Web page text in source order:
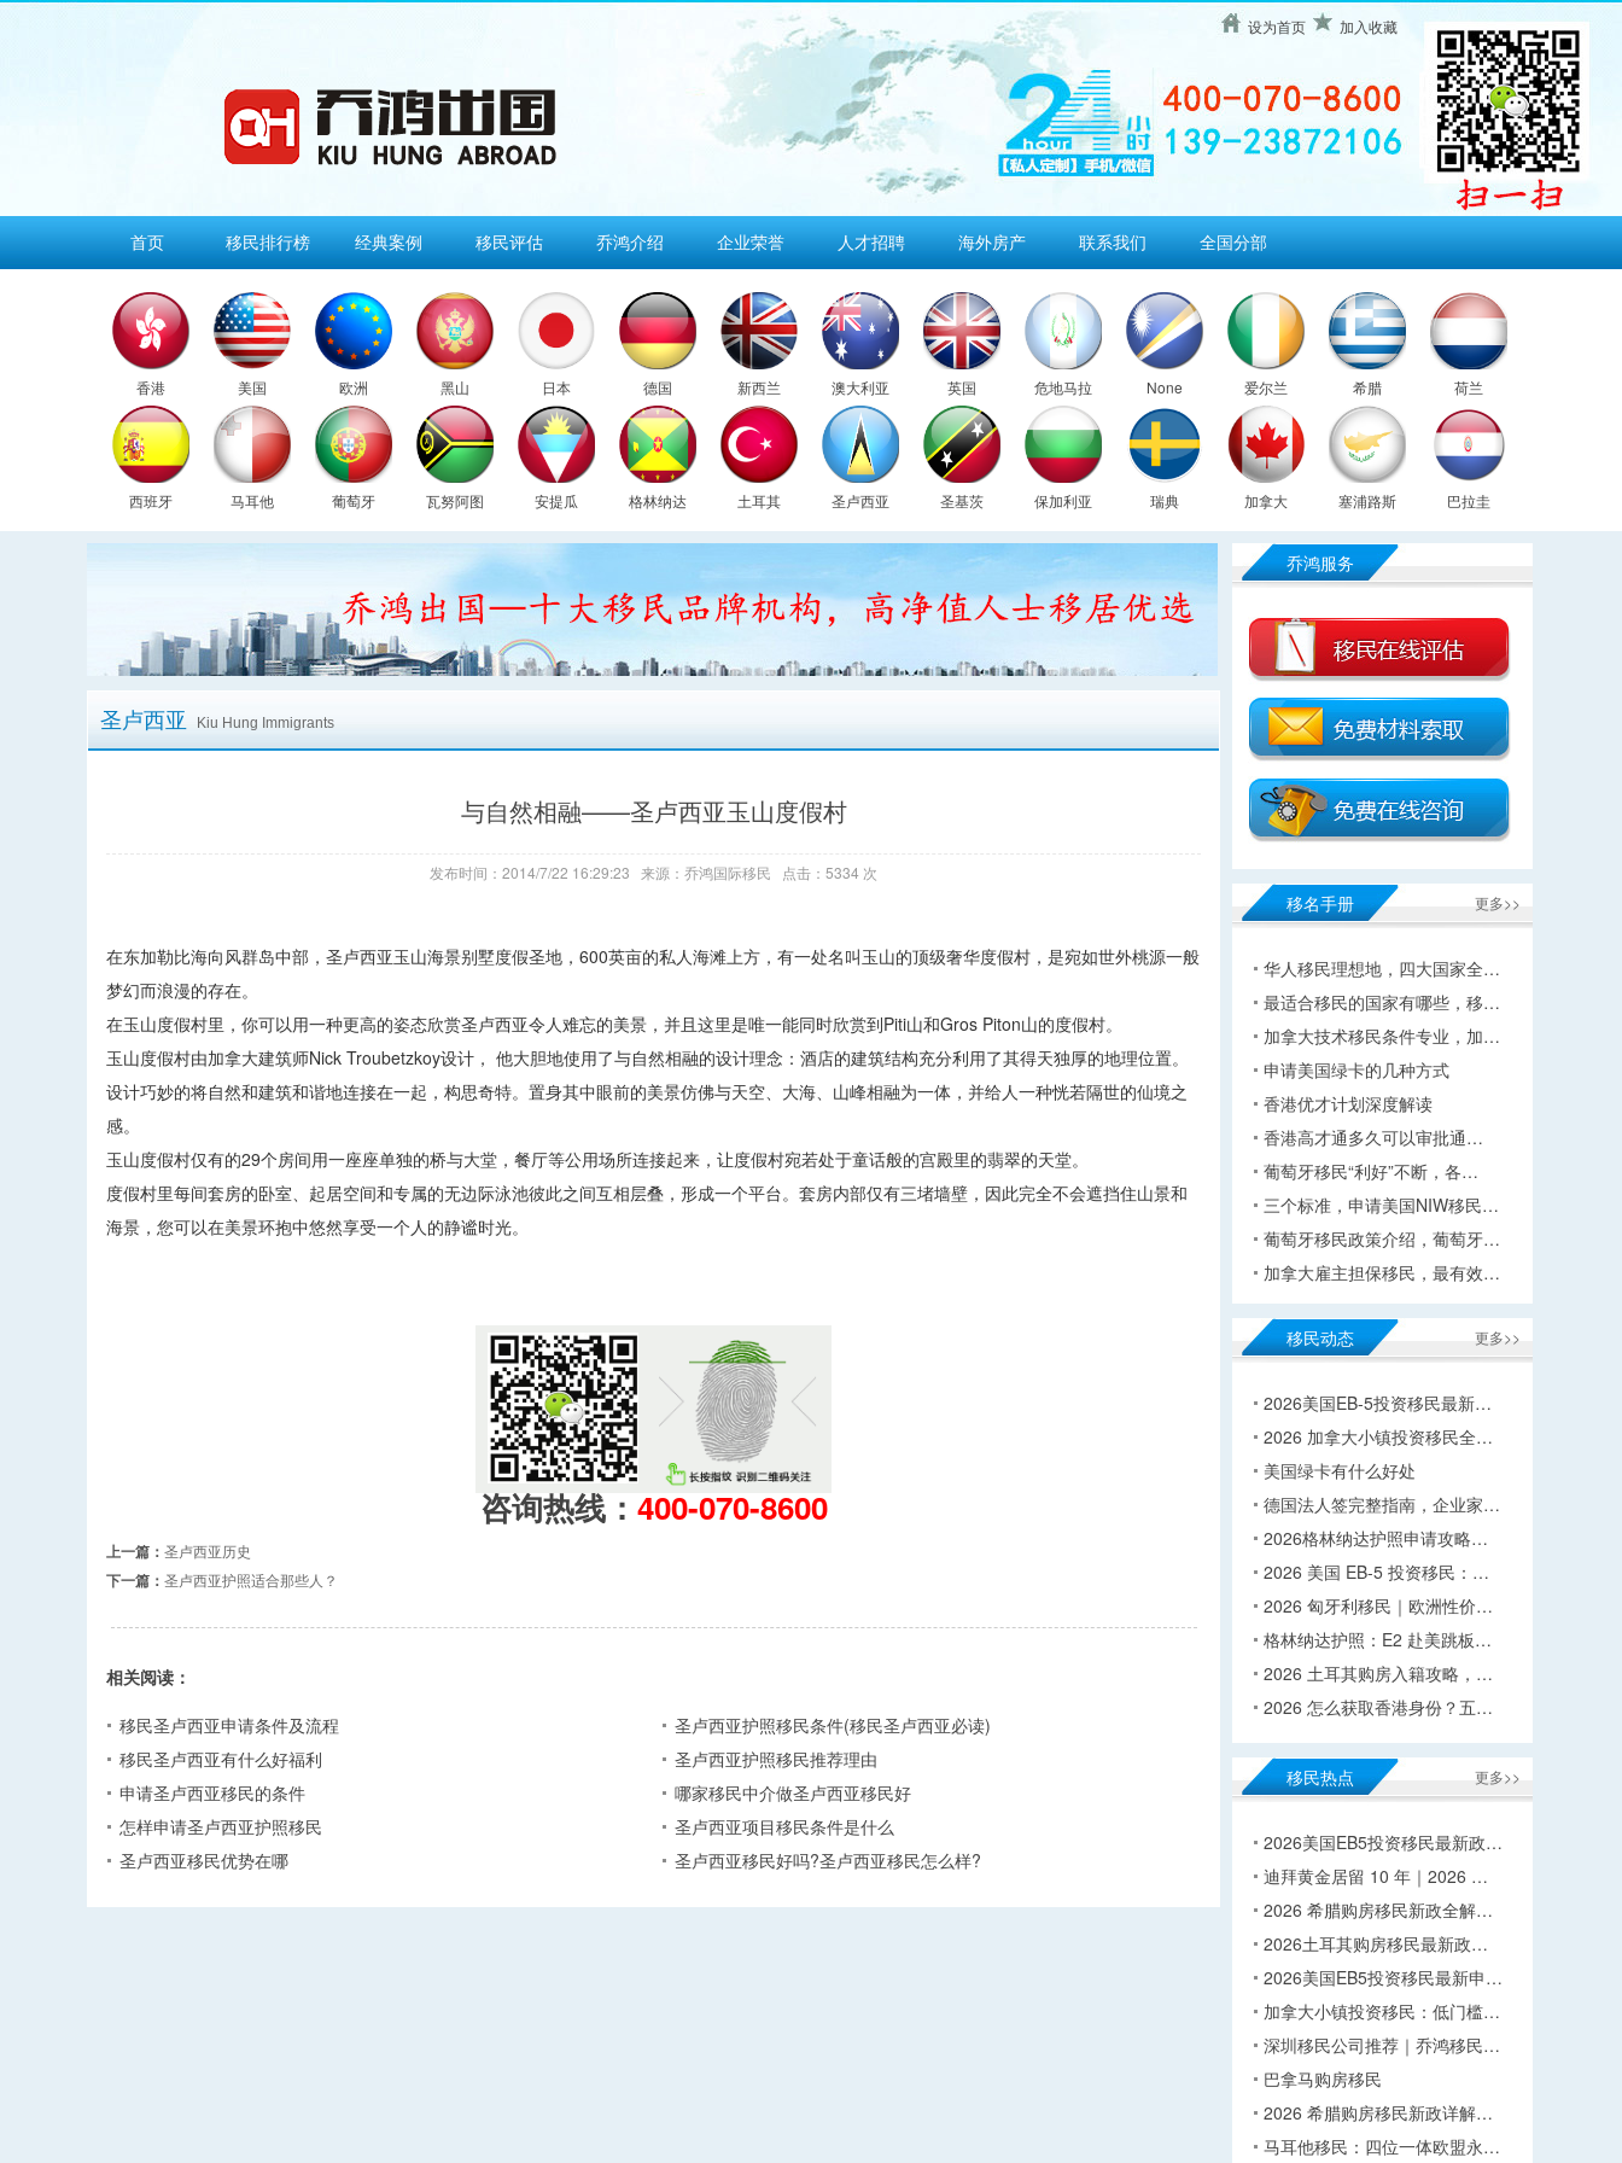
设为首页 加入收藏
首页 移民排行榜 经典案例 移民评估 乔鸿介绍 企业荣誉 人才招聘 海外房产 联系我们 全国分部
香港 美国 欧洲 黑山 日本 德国 新西兰 澳大利亚 英国 危地马拉 None 爱尔兰 希腊 荷兰
西班牙 马耳他 葡萄牙 瓦努阿图 安提瓜 格林纳达 土耳其 圣卢西亚 圣基茨 保加利亚 瑞典 加拿大 塞浦路斯 巴拉圭
圣卢西亚 Kiu Hung Immigrants
与自然相融——圣卢西亚玉山度假村
发布时间：2014/7/22 16:29:23 来源：乔鸿国际移民 点击：5334 次
在东加勒比海向风群岛中部，圣卢西亚玉山海景别墅度假圣地，600英亩的私人海滩上方，有一处名叫玉山的顶级奢华度假村，是宛如世外桃源一般
梦幻而浪漫的存在。
在玉山度假村里，你可以用一种更高的姿态欣赏圣卢西亚令人难忘的美景，并且这里是唯一能同时欣赏到Piti山和Gros Piton山的度假村。
玉山度假村由加拿大建筑师Nick Troubetzkoy设计， 他大胆地使用了与自然相融的设计理念：酒店的建筑结构充分利用了其得天独厚的地理位置。
设计巧妙的将自然和建筑和谐地连接在一起，构思奇特。置身其中眼前的美景仿佛与天空、大海、山峰相融为一体，并给人一种恍若隔世的仙境之
感。
玉山度假村仅有的29个房间用一座座单独的桥与大堂，餐厅等公用场所连接起来，让度假村宛若处于童话般的宫殿里的翡翠的天堂。
度假村里每间套房的卧室、起居空间和专属的无边际泳池彼此之间互相层叠，形成一个平台。套房内部仅有三堵墙壁，因此完全不会遮挡住山景和
海景，您可以在美景环抱中悠然享受一个人的静谧时光。
咨询热线： 400-070-8600
上一篇： 圣卢西亚历史
下一篇： 圣卢西亚护照适合那些人？
相关阅读：
移民圣卢西亚申请条件及流程
圣卢西亚护照移民条件(移民圣卢西亚必读)
移民圣卢西亚有什么好福利
圣卢西亚护照移民推荐理由
申请圣卢西亚移民的条件
哪家移民中介做圣卢西亚移民好
怎样申请圣卢西亚护照移民
圣卢西亚项目移民条件是什么
圣卢西亚移民优势在哪
圣卢西亚移民好吗?圣卢西亚移民怎么样?
乔鸿服务
更多>>
移名手册
华人移民理想地，四大国家全…
最适合移民的国家有哪些，移…
加拿大技术移民条件专业，加…
申请美国绿卡的几种方式
香港优才计划深度解读
香港高才通多久可以审批通…
葡萄牙移民“利好”不断，各…
三个标准，申请美国NIW移民…
葡萄牙移民政策介绍，葡萄牙…
加拿大雇主担保移民，最有效…
更多>>
移民动态
2026美国EB-5投资移民最新…
2026 加拿大小镇投资移民全…
美国绿卡有什么好处
德国法人签完整指南，企业家…
2026格林纳达护照申请攻略…
2026 美国 EB-5 投资移民：…
2026 匈牙利移民｜欧洲性价…
格林纳达护照：E2 赴美跳板…
2026 土耳其购房入籍攻略，…
2026 怎么获取香港身份？五…
更多>>
移民热点
2026美国EB5投资移民最新政…
迪拜黄金居留 10 年｜2026 …
2026 希腊购房移民新政全解…
2026土耳其购房移民最新政…
2026美国EB5投资移民最新申…
加拿大小镇投资移民：低门槛…
深圳移民公司推荐｜乔鸿移民…
巴拿马购房移民
2026 希腊购房移民新政详解…
马耳他移民：四位一体欧盟永…